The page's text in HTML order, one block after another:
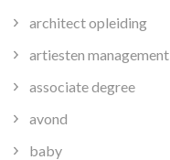
architect opleiding
artiesten management
associate degree
avond
baby